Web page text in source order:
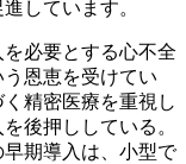
しています。
必要とする心不全
恩恵を受けてい
精密医療を重視し
後押ししている。
期導入は、小型で